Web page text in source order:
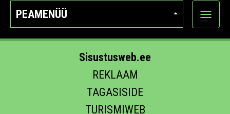
PEAMENÜÜ
Ava
Sisustusweb.ee
REKLAAM
TAGASISIDE
TURISMIWEB